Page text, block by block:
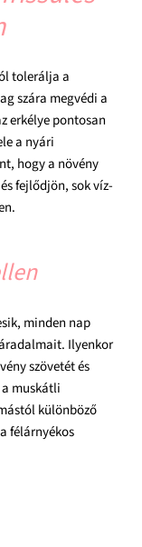
tolerálja a
szára megvédi a
erkélye pontosan
a nyári
hogy a növény
fejlődjön, sok víz-
minden nap
Ilyenkor
szövetét és
muskátli
különböző
félárnyékos